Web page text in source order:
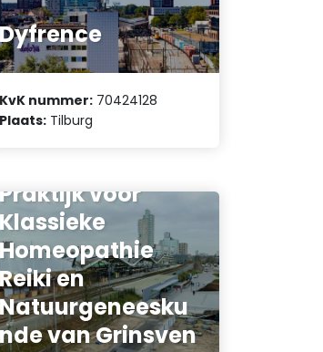
Dyfrence
KvK nummer: 70424128
Plaats: Tilburg
Praktijk voor
Klassieke
Homeopathie
Reiki en
Natuurgeneesku
nde van Grinsven